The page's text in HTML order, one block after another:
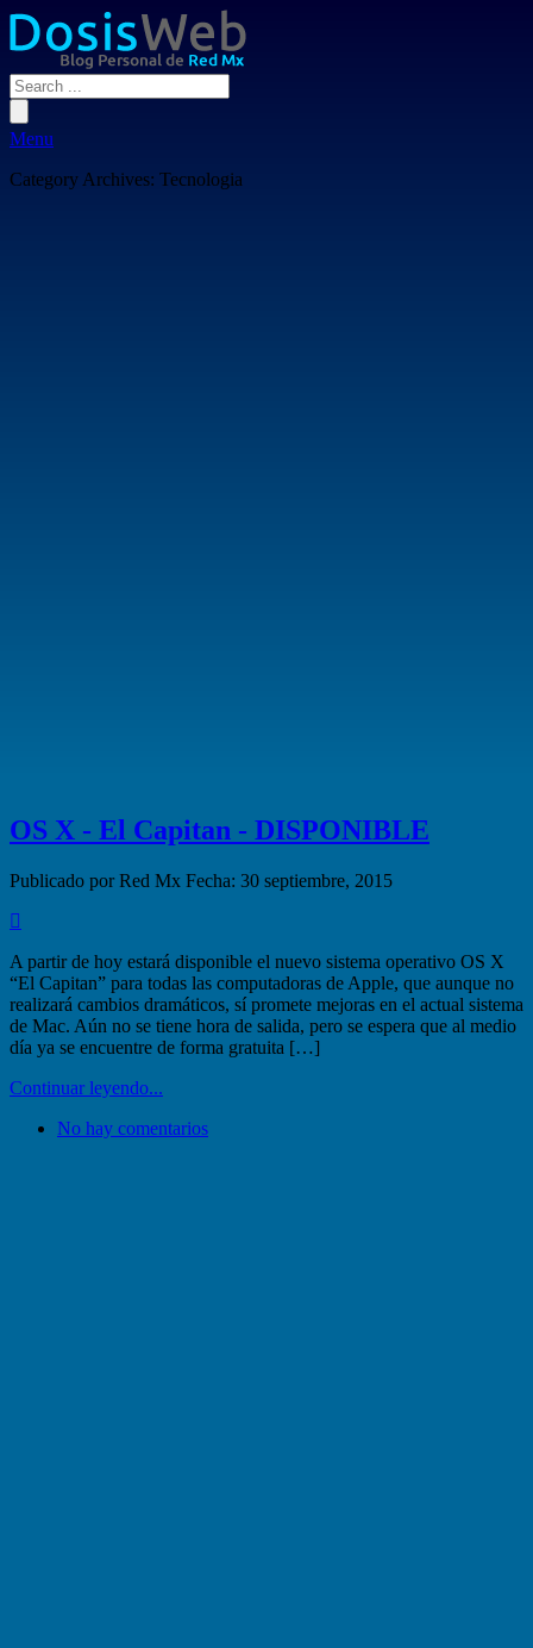
Menu
Category Archives: Tecnologia
OS X - El Capitan - DISPONIBLE
Publicado por Red Mx Fecha: 30 septiembre, 2015
A partir de hoy estará disponible el nuevo sistema operativo OS X
“El Capitan” para todas las computadoras de Apple, que aunque no
realizará cambios dramáticos, sí promete mejoras en el actual sistema
de Mac. Aún no se tiene hora de salida, pero se espera que al medio
día ya se encuentre de forma gratuita […]
Continuar leyendo...
No hay comentarios